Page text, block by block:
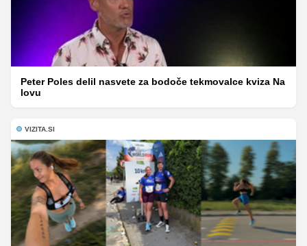
Peter Poles delil nasvete za bodoče tekmovalce kviza Na
lovu
VIZITA.SI